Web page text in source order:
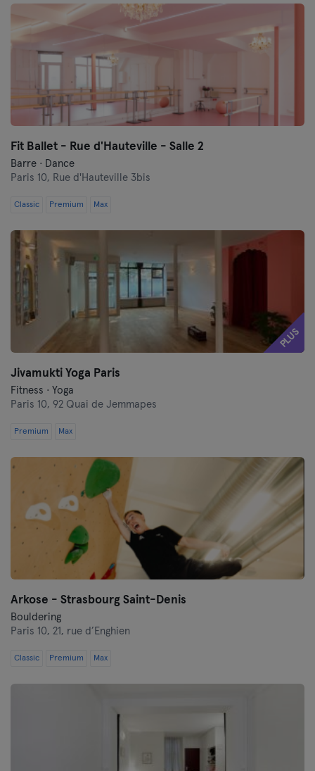
Fit Ballet - Rue d'Hauteville - Salle 2
Barre · Dance
Paris 10, Rue d'Hauteville 3bis
Classic Premium Max
PLUS
Jivamukti Yoga Paris
Fitness · Yoga
Paris 10, 92 Quai de Jemmapes
Premium Max
Arkose - Strasbourg Saint-Denis
Bouldering
Paris 10, 21, rue d’Enghien
Classic Premium Max